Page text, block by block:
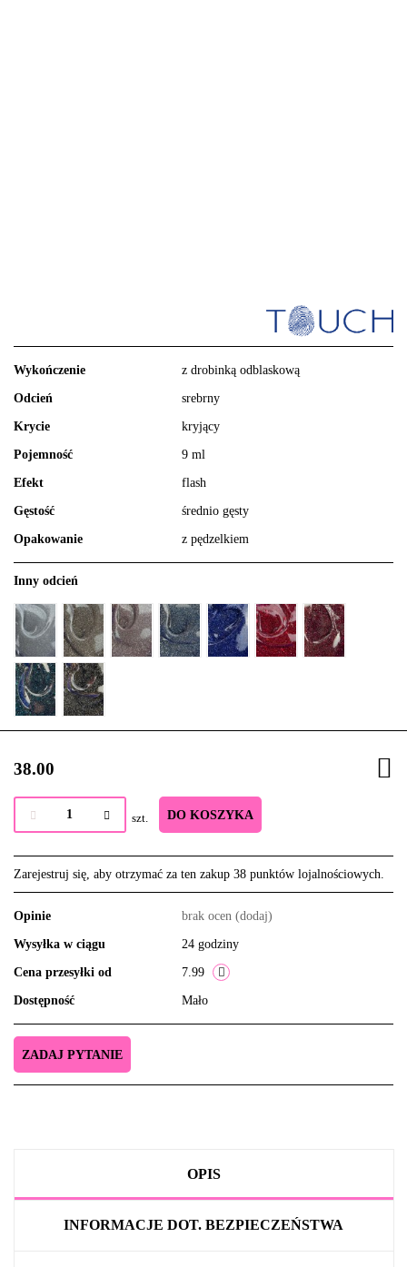
Wykończenie z drobinką odblaskową
Odcień srebrny
Krycie kryjący
Pojemność 9 ml
Efekt flash
Gęstość średnio gęsty
Opakowanie z pędzelkiem
Inny odcień
38.00
szt. DO KOSZYKA
Zarejestruj się, aby otrzymać za ten zakup 38 punktów lojalnościowych.
Opinie brak ocen (dodaj)
Wysyłka w ciągu 24 godziny
Cena przesyłki od 7.99
Dostępność Mało
ZADAJ PYTANIE
OPIS
INFORMACJE DOT. BEZPIECZEŃSTWA